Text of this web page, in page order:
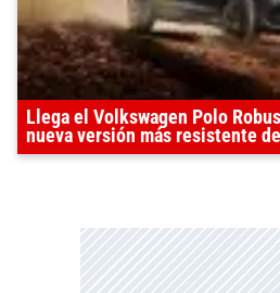
Llega el Volkswagen Polo
nueva versión más resistente